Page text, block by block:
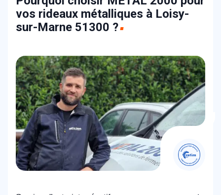
vos rideaux métalliques à Loisy-
sur-Marne 51300 ?